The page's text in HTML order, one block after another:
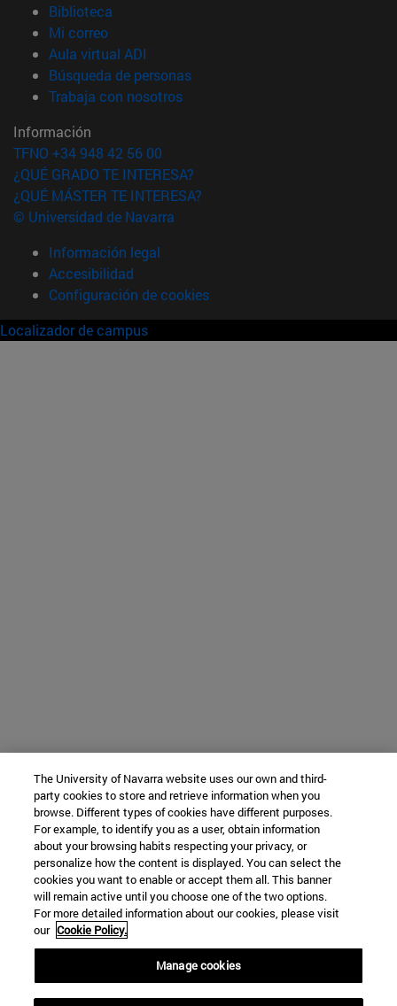
Biblioteca
Mi correo(abre en nueva ventana)
Aula virtual ADI
Búsqueda de personas(abre en nueva ventana)
Trabaja con nosotros(abre en nueva ventana)
Información
TFNO +34 948 42 56 00
¿QUÉ GRADO TE INTERESA?
¿QUÉ MÁSTER TE INTERESA?
© Universidad de Navarra
Información legal
Accesibilidad
Configuración de cookies
Localizador de campus
The University of Navarra website uses our own and third-
party cookies to store and retrieve information when you
browse. Different types of cookies have different purposes.
For example, to identify you as a user, obtain information
about your browsing habits respecting your privacy, or
personalize how the content is displayed. You can select the
cookies you want to enable or accept them all. This banner
will remain active until you choose one of the two options.
For more detailed information about our cookies, please visit
our Cookie Policy.
Manage cookies